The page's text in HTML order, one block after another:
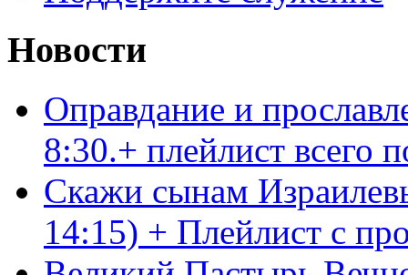
Новости
Оправдание и
8:30.+ плейлист
Скажи сынам
14:15) + Плейлист с